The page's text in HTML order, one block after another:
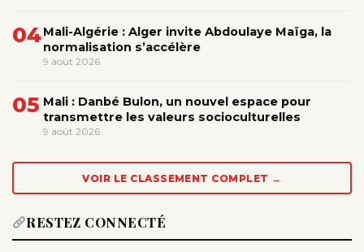
04Mali-Algérie : Alger invite Abdoulaye Maïga, la
normalisation s’accélère
9 août 2026
05 Mali : Danbé Bulon, un nouvel espace pour
transmettre les valeurs socioculturelles
9 août 2026
VOIR LE CLASSEMENT COMPLET →
RESTEZ CONNECTÉ